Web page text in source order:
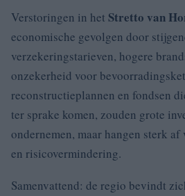
Verstoringen in het Stretto van
economische gevolgen door
verzekeringstarieven, hogere
onzekerheid voor
reconstructieplannen en fondsen
ter sprake komen, zouden grote
ondernemen, maar hangen sterk
en risicovermindering.
Samenvattend: de regio bevindt